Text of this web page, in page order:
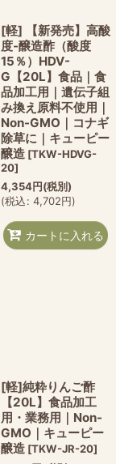
[軽] 【新発売】高酸
度-醸造酢（酸度
15％）HDV-
G【20L】食品｜食
品加工用｜遺伝子組
み換え原料不使用｜
Non-GMO｜コナギ
除草に｜キューピー
醸造 [TKW-HDVG-
20]
4,354円(税別)
(税込: 4,702円)
カートに入れる
[軽]純粋りんご酢
【20L】食品加工
用・業務用｜Non-
GMO｜キューピー
醸造 [TKW-JR-20]